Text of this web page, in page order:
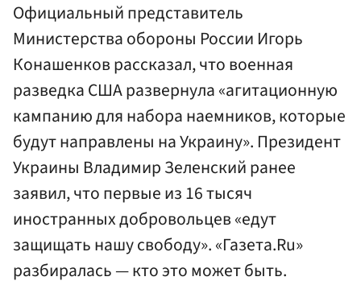
Официальный представитель
Министерства обороны России Игорь
Конашенков рассказал, что военная
разведка США развернула «агитационную
кампанию для набора наемников, которые
будут направлены на Украину». Президент
Украины Владимир Зеленский ранее
заявил, что первые из 16 тысяч
иностранных добровольцев «едут
защищать нашу свободу». «Газета.Ru»
разбиралась — кто это может быть.